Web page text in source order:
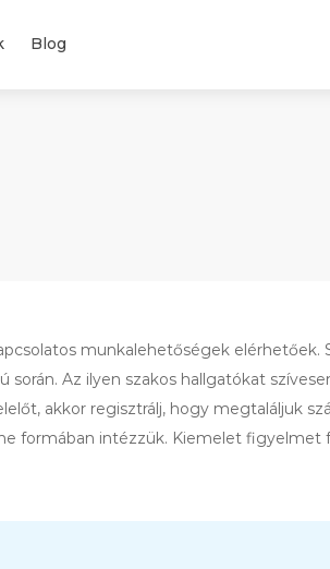
Blog
munkalehetőségek
Az ilyen szakos hallgatókat
akkor regisztrálj, hogy megtaláljuk
formában intézzük. Kiemelet figyelmet